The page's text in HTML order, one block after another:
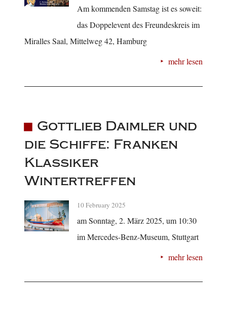
Am kommenden Samstag ist es soweit:
das Doppelevent des Freundeskreis im
Miralles Saal, Mittelweg 42, Hamburg
mehr lesen
Gottlieb Daimler und
die Schiffe: Franken
Klassiker
Wintertreffen
10 February 2025
am Sonntag, 2. März 2025, um 10:30
im Mercedes-Benz-Museum, Stuttgart
mehr lesen